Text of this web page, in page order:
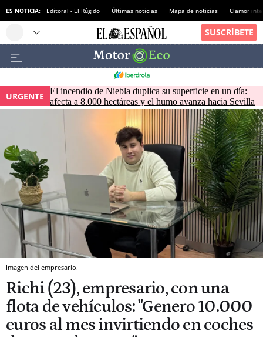
ES NOTICIA: Editoral - El Rúgido Últimas noticias Mapa de noticias Clamor
URGENTE
El incendio de Niebla duplica su superficie en un día:
afecta a 8.000 hectáreas y el humo avanza hacia Sevilla
Imagen del empresario.
Richi (23), empresario, con una
flota de vehículos: "Genero 10.000
euros al mes invirtiendo en coches